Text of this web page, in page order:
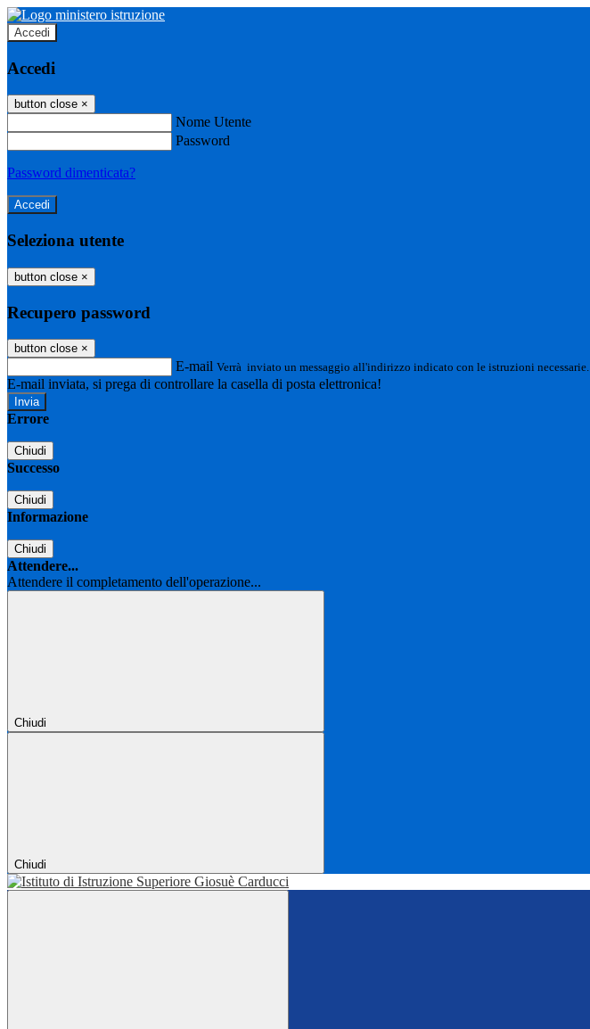
Accedi
Accedi
button close ×
Nome Utente
Password
Password dimenticata?
Seleziona utente
button close ×
Recupero password
button close ×
E-mail Verrà inviato un messaggio all'indirizzo indicato con le istruzioni necessarie.
E-mail inviata, si prega di controllare la casella di posta elettronica!
Errore
Chiudi
Successo
Chiudi
Informazione
Chiudi
Attendere...
Attendere il completamento dell'operazione...
Chiudi
Chiudi